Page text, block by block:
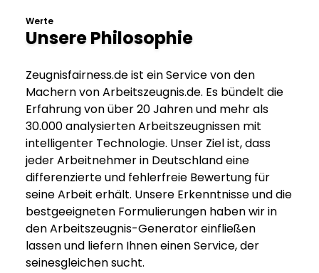
Werte
Unsere Philosophie
Zeugnisfairness.de ist ein Service von den
Machern von Arbeitszeugnis.de. Es bündelt die
Erfahrung von über 20 Jahren und mehr als
30.000 analysierten Arbeitszeugnissen mit
intelligenter Technologie. Unser Ziel ist, dass
jeder Arbeitnehmer in Deutschland eine
differenzierte und fehlerfreie Bewertung für
seine Arbeit erhält. Unsere Erkenntnisse und die
bestgeeigneten Formulierungen haben wir in
den Arbeitszeugnis-Generator einfließen
lassen und liefern Ihnen einen Service, der
seinesgleichen sucht.